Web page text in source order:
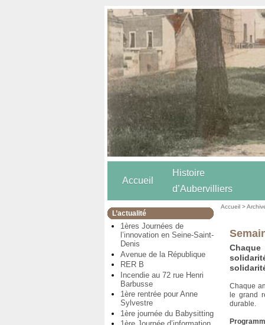
Accueil
Histoire
d’Aubervilliers
L’actualité
1ères Journées de
l’innovation en Seine-Saint-
Denis
Avenue de la République
RER B
Incendie au 72 rue Henri
Barbusse
1ère rentrée pour Anne
Sylvestre
1ère journée du Babysitting
Accueil >
Chaque
le grand
durable.